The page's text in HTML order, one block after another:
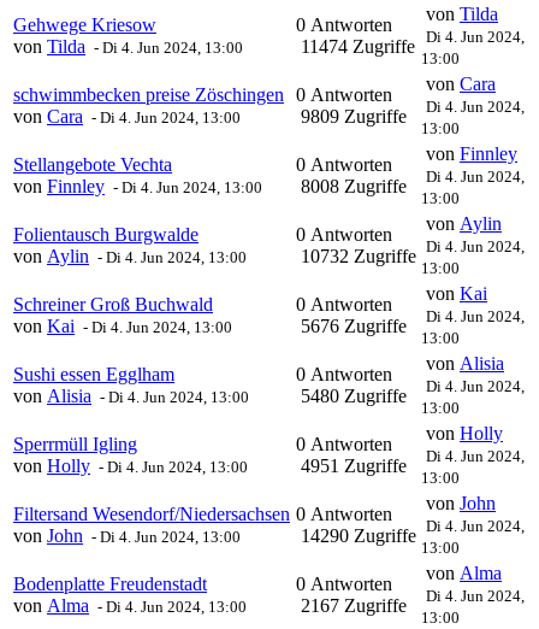
Gehwege Kriesow
von Tilda - Di 4. Jun 2024, 13:00
0 Antworten
11474 Zugriffe
von Tilda
Di 4. Jun 2024,
13:00
schwimmbecken preise Zöschingen
von Cara - Di 4. Jun 2024, 13:00
0 Antworten
9809 Zugriffe
von Cara
Di 4. Jun 2024,
13:00
Stellangebote Vechta
von Finnley - Di 4. Jun 2024, 13:00
0 Antworten
8008 Zugriffe
von Finnley
Di 4. Jun 2024,
13:00
Folientausch Burgwalde
von Aylin - Di 4. Jun 2024, 13:00
0 Antworten
10732 Zugriffe
von Aylin
Di 4. Jun 2024,
13:00
Schreiner Groß Buchwald
von Kai - Di 4. Jun 2024, 13:00
0 Antworten
5676 Zugriffe
von Kai
Di 4. Jun 2024,
13:00
Sushi essen Egglham
von Alisia - Di 4. Jun 2024, 13:00
0 Antworten
5480 Zugriffe
von Alisia
Di 4. Jun 2024,
13:00
Sperrmüll Igling
von Holly - Di 4. Jun 2024, 13:00
0 Antworten
4951 Zugriffe
von Holly
Di 4. Jun 2024,
13:00
Filtersand Wesendorf/Niedersachsen
von John - Di 4. Jun 2024, 13:00
0 Antworten
14290 Zugriffe
von John
Di 4. Jun 2024,
13:00
Bodenplatte Freudenstadt
von Alma - Di 4. Jun 2024, 13:00
0 Antworten
2167 Zugriffe
von Alma
Di 4. Jun 2024,
13:00